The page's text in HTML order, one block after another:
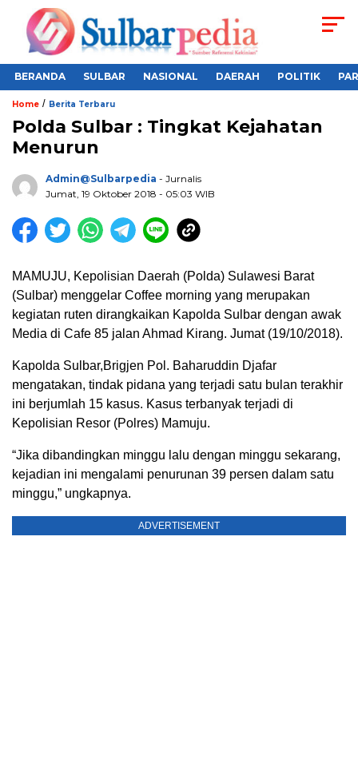
BERANDA SULBAR NASIONAL DAERAH POLITIK
Home / Berita Terbaru
Polda Sulbar : Tingkat Kejahatan
Menurun
Admin@sulbarpedia - Jurnalis
Jumat, 19 Oktober 2018 - 05:03 WIB
MAMUJU, Kepolisian Daerah (Polda) Sulawesi Barat
(Sulbar) menggelar Coffee morning yang merupakan
kegiatan ruten dirangkaikan Kapolda Sulbar dengan awak
Media di Cafe 85 jalan Ahmad Kirang. Jumat (19/10/2018).
Kapolda Sulbar,Brigjen Pol. Baharuddin Djafar
mengatakan, tindak pidana yang terjadi satu bulan terakhir
ini berjumlah 15 kasus. Kasus terbanyak terjadi di
Kepolisian Resor (Polres) Mamuju.
“Jika dibandingkan minggu lalu dengan minggu sekarang,
kejadian ini mengalami penurunan 39 persen dalam satu
minggu,” ungkapnya.
ADVERTISEMENT